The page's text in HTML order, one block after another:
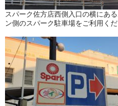
スパーク佐方店西側入口の横にあ
ン側のスパーク駐車場をご利用くだ